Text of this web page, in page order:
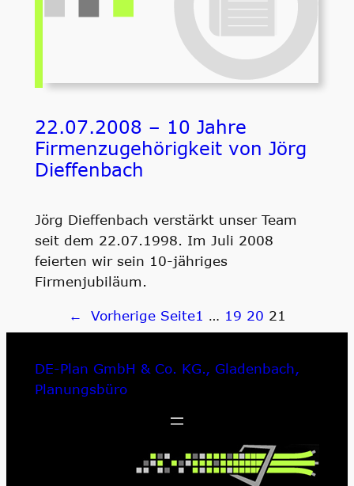
22.07.2008 – 10 Jahre
Firmenzugehörigkeit von Jörg
Dieffenbach
Jörg Dieffenbach verstärkt unser Team
seit dem 22.07.1998. Im Juli 2008
feierten wir sein 10-jähriges
Firmenjubiläum.
← Vorherige Seite1 19 20 21
DE-Plan GmbH & Co. KG., Gladenbach,
Planungsbüro